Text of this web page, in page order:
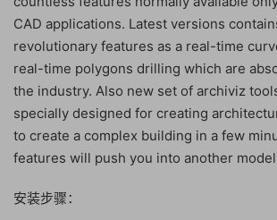
CAD applications. Latest versions
revolutionary features as a real-time
real-time polygons drilling which are
the industry. Also new set of archiviz
specially designed for creating
to create a complex building in a few
features will push you into another
安装步骤：